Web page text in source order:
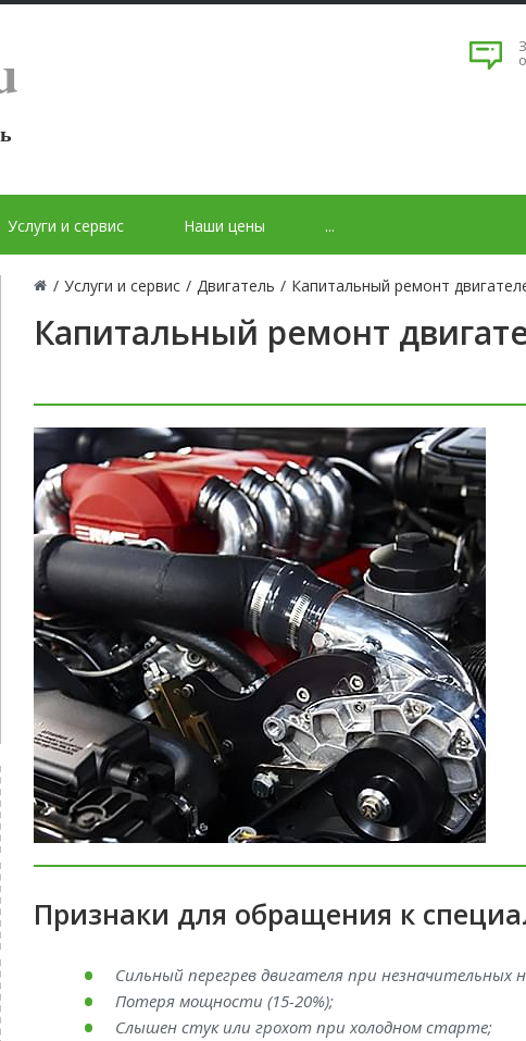
Услуги и сервис Наши цены ...
/ Услуги и сервис / Двигатель / Капитальный ремонт
Капитальный ремонт
Признаки для обращения к
Сильный перегрев двигателя при незначительных
Потеря мощности (15-20%);
Слышен стук или грохот при холодном старте;